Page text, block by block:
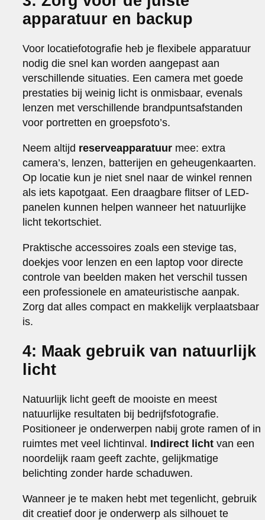
apparatuur en backup
Voor locatiefotografie heb je flexibele apparatuur
nodig die snel kan worden aangepast aan
verschillende situaties. Een camera met goede
prestaties bij weinig licht is onmisbaar, evenals
lenzen met verschillende brandpuntsafstanden
voor portretten en groepsfoto’s.
Neem altijd reserveapparatuur mee: extra
camera’s, lenzen, batterijen en geheugenkaarten.
Op locatie kun je niet snel naar de winkel rennen
als iets kapotgaat. Een draagbare flitser of LED-
panelen kunnen helpen wanneer het natuurlijke
licht tekortschiet.
Praktische accessoires zoals een stevige tas,
doekjes voor lenzen en een laptop voor directe
controle van beelden maken het verschil tussen
een professionele en amateuristische aanpak.
Zorg dat alles compact en makkelijk verplaatsbaar
is.
4: Maak gebruik van natuurlijk
licht
Natuurlijk licht geeft de mooiste en meest
natuurlijke resultaten bij bedrijfsfotografie.
Positioneer je onderwerpen nabij grote ramen of in
ruimtes met veel lichtinval. Indirect licht van een
noordelijk raam geeft zachte, gelijkmatige
belichting zonder harde schaduwen.
Wanneer je te maken hebt met tegenlicht, gebruik
dit creatief door je onderwerp als silhouet te